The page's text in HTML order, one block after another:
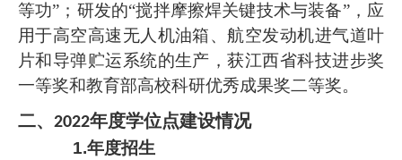
等功”；研发的“搅拌摩擦焊关键技术与装备”，应
用于高空高速无人机油箱、航空发动机进气道叶
片和导弹贮运系统的生产，获江西省科技进步奖
一等奖和教育部高校科研优秀成果奖二等奖。
二、 2022年度学位点建设情况
1.年度招生